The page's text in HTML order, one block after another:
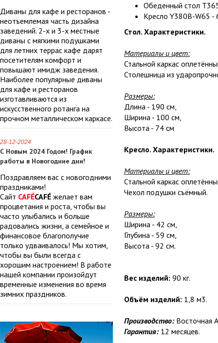
Диваны для кафе и ресторанов -
неотъемлемая часть дизайна
заведений. 2-х и 3-х местные
диваны с мягкими подушками
для летних террас кафе дарят
посетителям комфорт и
повышают имидж заведения.
Наиболее популярные диваны
для кафе и ресторанов
изготавливаются из
искусственного ротанга на
прочном металлическом каркасе.
28-12-2024
С Новым 2024 Годом! График
работы в Новогодние дни!
Поздравляем вас с новогодними
праздниками!
Сайт CAFÉCAFÉ желает вам
процветания и роста, чтобы вы
часто улыбались и больше
радовались жизни, а семейное и
финансовое благополучие
только удваивалось! Мы хотим,
чтобы вы были всегда с
хорошим настроением! В работе
нашей компании произойдут
временные изменения во время
зимних праздников.
Обеденный стол
Кресло Y380B-W65 -
Стол. Характеристики.
Материалы и цвет:
Стальной каркас
Столешница из
Размеры:
Длина - 190 см,
Ширина - 100 см,
Высота - 74 см
Кресло. Характеристики.
Материалы и цвет:
Стальной каркас
Чехол подушки съёмный.
Размеры:
Ширина - 42 см,
Глубина - 59 см,
Высота - 92 см.
Вес изделий: 90 кг.
Объём изделий: 1,8 м3.
Производство: Восточная
Гарантия:12 месяцев.